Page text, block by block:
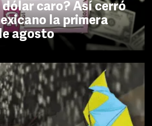
dólar caro? Así cerró
la primera
agosto